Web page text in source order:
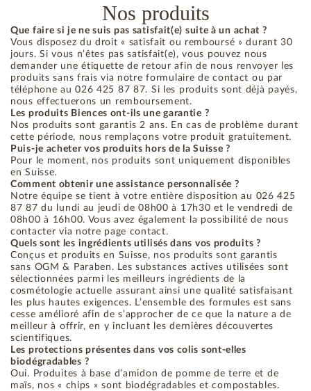
Nos produits
Que faire si je ne suis pas satisfait(e) suite à un achat ?
Vous disposez du droit « satisfait ou remboursé » durant 30
jours. Si vous n’êtes pas satisfait(e), vous pouvez nous
demander une étiquette de retour afin de nous renvoyer les
produits sans frais via notre formulaire de contact ou par
téléphone au 026 425 87 87. Si les produits sont déjà payés,
nous effectuerons un remboursement.
Les produits Biences ont-ils une garantie ?
Nos produits sont garantis 2 ans. En cas de problème durant
cette période, nous remplaçons votre produit gratuitement.
Puis-je acheter vos produits hors de la Suisse ?
Pour le moment, nos produits sont uniquement disponibles
en Suisse.
Comment obtenir une assistance personnalisée ?
Notre équipe se tient à votre entière disposition au 026 425
87 87 du lundi au jeudi de 08h00 à 17h30 et le vendredi de
08h00 à 16h00. Vous avez également la possibilité de nous
contacter via notre page contact.
Quels sont les ingrédients utilisés dans vos produits ?
Conçus et produits en Suisse, nos produits sont garantis
sans OGM & Paraben. Les substances actives utilisées sont
sélectionnées parmi les meilleurs ingrédients de la
cosmétologie actuelle assurant ainsi une qualité satisfaisant
les plus hautes exigences. L’ensemble des formules est sans
cesse amélioré afin de s’approcher de ce que la nature a de
meilleur à offrir, en y incluant les dernières découvertes
scientifiques.
Les protections présentes dans vos colis sont-elles
biodégradables ?
Oui. Produites à base d’amidon de pomme de terre et de
maïs, nos « chips » sont biodégradables et compostables.